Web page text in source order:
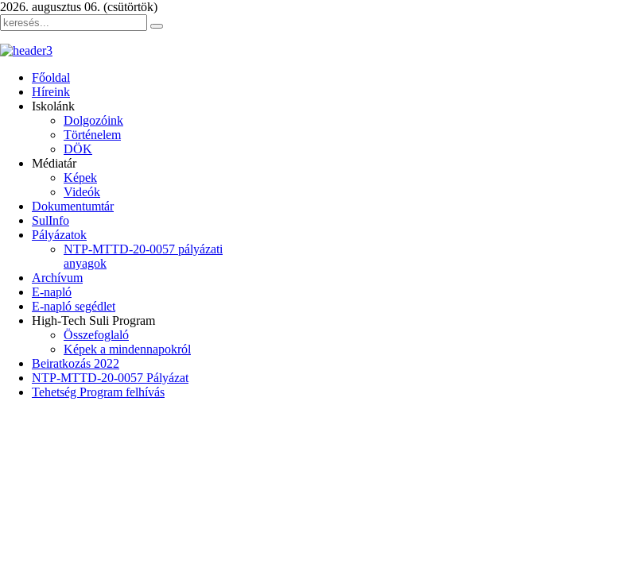
2026. augusztus 06. (csütörtök)
Főoldal
Híreink
Iskolánk
Dolgozóink
Történelem
DÖK
Médiatár
Képek
Videók
Dokumentumtár
SulInfo
Pályázatok
NTP-MTTD-20-0057 pályázati
anyagok
Archívum
E-napló
E-napló segédlet
High-Tech Suli Program
Összefoglaló
Képek a mindennapokról
Beiratkozás 2022
NTP-MTTD-20-0057 Pályázat
Tehetség Program felhívás